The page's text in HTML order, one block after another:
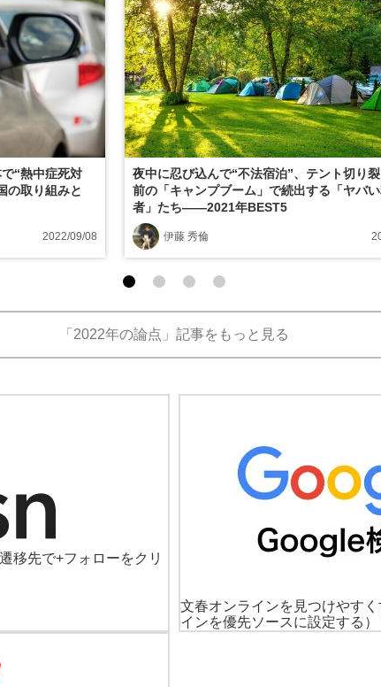
“熱中症死対
の取り組みと
2022/09/08
夜中に忍び込んで“不法宿泊”、テント切り
前の「キャンプブーム」で続出する「ヤバ
者」たち――2021年BEST5
伊藤 秀倫
「2022年の論点」記事をもっと見る
遷移先で+フォローをクリ
文春オンラインを見つけやすく
インを優先ソースに設定する）